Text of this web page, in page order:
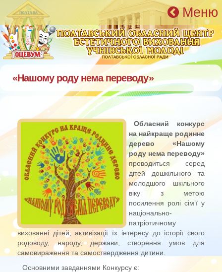
Перейти к основному содержанию Меню
«Нашому роду нема переводу»
Обласний конкурс
на найкраще родинне
дерево «Нашому
роду нема переводу»
проводиться серед
дітей дошкільного та
молодшого шкільного
віку з метою
посилення ролі сім’ї у
національно-
патріотичному
вихованні дітей, активізації їх інтересу до історії свого
родоводу, народу, держави, створення умов для
самовираження та самоствердження дитини.
Основними завданнями Конкурсу є: